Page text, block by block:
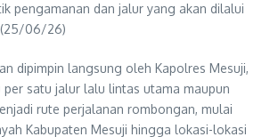
pengamanan dan jalur yang akan dilalui
(25/06/26)
dipimpin langsung oleh Kapolres Mesuji,
per satu jalur lalu lintas utama maupun
rute perjalanan rombongan, mulai
Kabupaten Mesuji hingga lokasi-lokasi